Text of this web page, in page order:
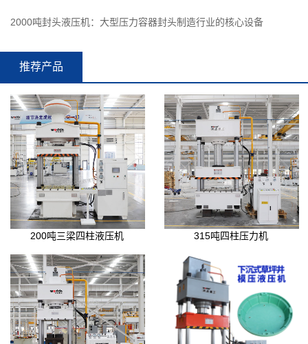
2000吨封头液压机：大型压力容器封头制造行业的核心设备
推荐产品
200吨三梁四柱液压机 315吨四柱压力机